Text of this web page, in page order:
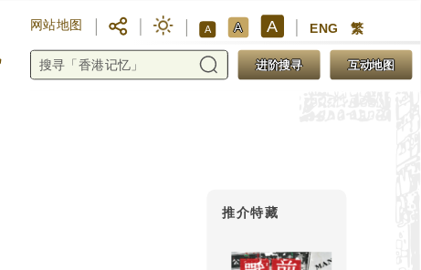
网站地图 A A A ENG 繁
进阶搜寻 互动地图
推介特藏